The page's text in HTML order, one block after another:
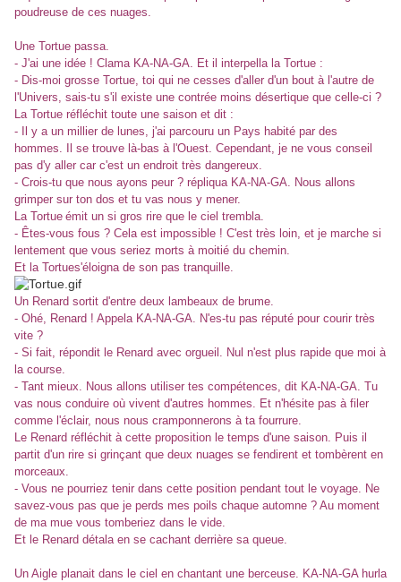
poudreuse de ces nuages.
Une Tortue passa.
- J'ai une idée ! Clama KA-NA-GA. Et il interpella la Tortue :
- Dis-moi grosse Tortue, toi qui ne cesses d'aller d'un bout à l'autre de
l'Univers, sais-tu s'il existe une contrée moins désertique que celle-ci ?
La Tortue réfléchit toute une saison et dit :
- Il y a un millier de lunes, j'ai parcouru un Pays habité par des
hommes. Il se trouve là-bas à l'Ouest. Cependant, je ne vous conseil
pas d'y aller car c'est un endroit très dangereux.
- Crois-tu que nous ayons peur ? répliqua KA-NA-GA. Nous allons
grimper sur ton dos et tu vas nous y mener.
La Tortue émit un si gros rire que le ciel trembla.
- Êtes-vous fous ? Cela est impossible ! C'est très loin, et je marche si
lentement que vous seriez morts à moitié du chemin.
Et la Tortues'éloigna de son pas tranquille.
Un Renard sortit d'entre deux lambeaux de brume.
- Ohé, Renard ! Appela KA-NA-GA. N'es-tu pas réputé pour courir très
vite ?
- Si fait, répondit le Renard avec orgueil. Nul n'est plus rapide que moi à
la course.
- Tant mieux. Nous allons utiliser tes compétences, dit KA-NA-GA. Tu
vas nous conduire où vivent d'autres hommes. Et n'hésite pas à filer
comme l'éclair, nous nous cramponnerons à ta fourrure.
Le Renard réfléchit à cette proposition le temps d'une saison. Puis il
partit d'un rire si grinçant que deux nuages se fendirent et tombèrent en
morceaux.
- Vous ne pourriez tenir dans cette position pendant tout le voyage. Ne
savez-vous pas que je perds mes poils chaque automne ? Au moment
de ma mue vous tomberiez dans le vide.
Et le Renard détala en se cachant derrière sa queue.
Un Aigle planait dans le ciel en chantant une berceuse. KA-NA-GA hurla